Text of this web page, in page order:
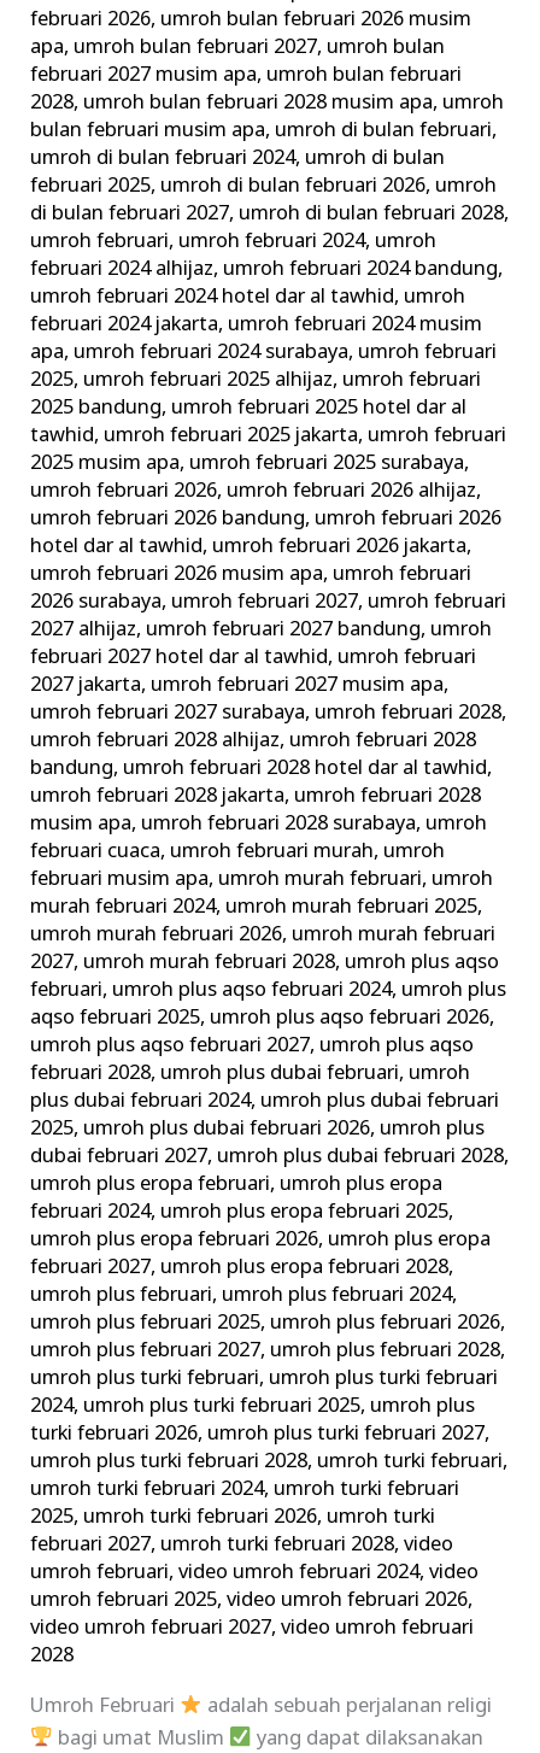
februari 2026, umroh bulan februari 2026 musim
apa, umroh bulan februari 2027, umroh bulan
februari 2027 musim apa, umroh bulan februari
2028, umroh bulan februari 2028 musim apa, umroh
bulan februari musim apa, umroh di bulan februari,
umroh di bulan februari 2024, umroh di bulan
februari 2025, umroh di bulan februari 2026, umroh
di bulan februari 2027, umroh di bulan februari 2028,
umroh februari, umroh februari 2024, umroh
februari 2024 alhijaz, umroh februari 2024 bandung,
umroh februari 2024 hotel dar al tawhid, umroh
februari 2024 jakarta, umroh februari 2024 musim
apa, umroh februari 2024 surabaya, umroh februari
2025, umroh februari 2025 alhijaz, umroh februari
2025 bandung, umroh februari 2025 hotel dar al
tawhid, umroh februari 2025 jakarta, umroh februari
2025 musim apa, umroh februari 2025 surabaya,
umroh februari 2026, umroh februari 2026 alhijaz,
umroh februari 2026 bandung, umroh februari 2026
hotel dar al tawhid, umroh februari 2026 jakarta,
umroh februari 2026 musim apa, umroh februari
2026 surabaya, umroh februari 2027, umroh februari
2027 alhijaz, umroh februari 2027 bandung, umroh
februari 2027 hotel dar al tawhid, umroh februari
2027 jakarta, umroh februari 2027 musim apa,
umroh februari 2027 surabaya, umroh februari 2028,
umroh februari 2028 alhijaz, umroh februari 2028
bandung, umroh februari 2028 hotel dar al tawhid,
umroh februari 2028 jakarta, umroh februari 2028
musim apa, umroh februari 2028 surabaya, umroh
februari cuaca, umroh februari murah, umroh
februari musim apa, umroh murah februari, umroh
murah februari 2024, umroh murah februari 2025,
umroh murah februari 2026, umroh murah februari
2027, umroh murah februari 2028, umroh plus aqso
februari, umroh plus aqso februari 2024, umroh plus
aqso februari 2025, umroh plus aqso februari 2026,
umroh plus aqso februari 2027, umroh plus aqso
februari 2028, umroh plus dubai februari, umroh
plus dubai februari 2024, umroh plus dubai februari
2025, umroh plus dubai februari 2026, umroh plus
dubai februari 2027, umroh plus dubai februari 2028,
umroh plus eropa februari, umroh plus eropa
februari 2024, umroh plus eropa februari 2025,
umroh plus eropa februari 2026, umroh plus eropa
februari 2027, umroh plus eropa februari 2028,
umroh plus februari, umroh plus februari 2024,
umroh plus februari 2025, umroh plus februari 2026,
umroh plus februari 2027, umroh plus februari 2028,
umroh plus turki februari, umroh plus turki februari
2024, umroh plus turki februari 2025, umroh plus
turki februari 2026, umroh plus turki februari 2027,
umroh plus turki februari 2028, umroh turki februari,
umroh turki februari 2024, umroh turki februari
2025, umroh turki februari 2026, umroh turki
februari 2027, umroh turki februari 2028,video
umroh februari,video umroh februari 2024,video
umroh februari 2025,video umroh februari 2026,
video umroh februari 2027,video umroh februari
2028
Umroh Februari
adalah sebuah perjalanan religi
bagi umat Muslim
yang dapat dilaksanakan